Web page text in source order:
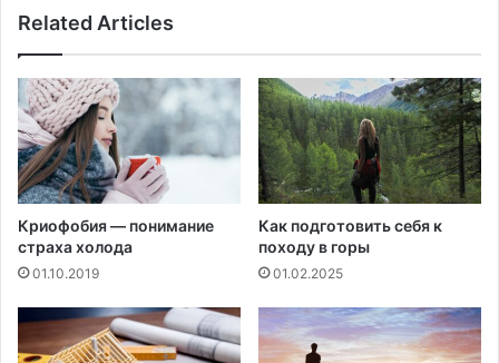
и
в
з
д
о
р
в
ь
я
и
ф
и
Related Articles
Криофобия — понимание
страха холода
01.10.2019
Как подготовить себя к
походу в горы
01.02.2025